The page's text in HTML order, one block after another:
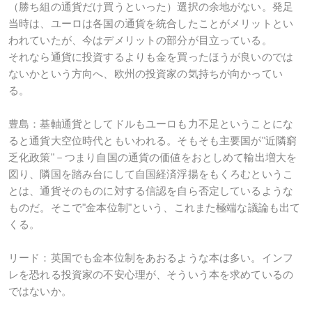
（勝ち組の通貨だけ買うといった）選択の余地がない。発足
当時は、ユーロは各国の通貨を統合したことがメリットとい
われていたが、今はデメリットの部分が目立っている。
それなら通貨に投資するよりも金を買ったほうが良いのでは
ないかという方向へ、欧州の投資家の気持ちが向かってい
る。
豊島：基軸通貨としてドルもユーロも力不足ということにな
ると通貨大空位時代ともいわれる。そもそも主要国が"近隣窮
乏化政策"－つまり自国の通貨の価値をおとしめて輸出増大を
図り、隣国を踏み台にして自国経済浮揚をもくろむというこ
とは、通貨そのものに対する信認を自ら否定しているような
ものだ。そこで"金本位制"という、これまた極端な議論も出て
くる。
リード：英国でも金本位制をあおるような本は多い。インフ
レを恐れる投資家の不安心理が、そういう本を求めているの
ではないか。